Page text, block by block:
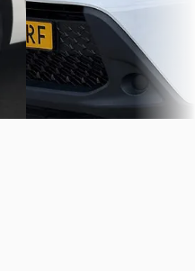
Veenauto.nl· Naaldwijk
Bekijk aanbieding →
Vergelijk